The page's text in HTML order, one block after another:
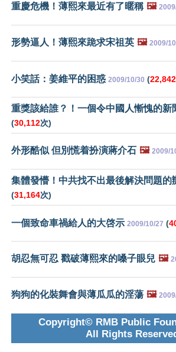
重慶危機！薄熙來最近有了暱稱 🖼️
形勢逼人！薄熙來跪求宋祖英 🖼️ 2009/
小笑話：姜維平的困惑 2009/10/30 (22,842
重獎該給誰？！一個令中國人慚愧的新
(30,112次)
外形酷似 但別慌着扮演蔣介石 🖼️ 2009/
集體發懵！中共找不出最後解決問題的
(31,164次)
一個致命車禍給人的大啓示 2009/10/27 (
胡忍無可忍 戳破薄熙來的嗓子眼兒 🖼️
狗狗的化裝舞會與薄瓜瓜的淫蕩 🖼️
Copyright© RMB Public
All Rights